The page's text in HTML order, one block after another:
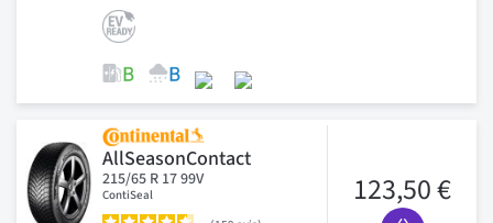
AllSeasonContact
215/65 R 17 99V
ContiSeal
123,50 €